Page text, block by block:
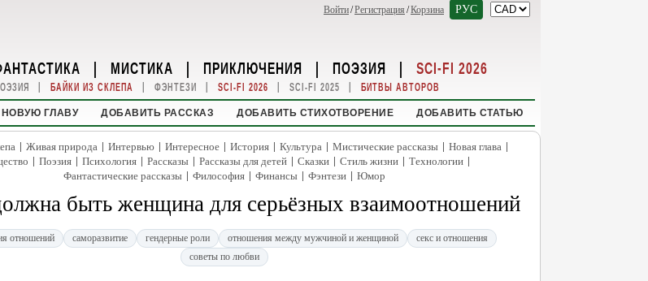
Войти/Регистрация /Корзина РУС
| МИСТИКА | ПРИКЛЮЧЕНИЯ | ПОЭЗИЯ | SCI-FI 2026
| БАЙКИ ИЗ СКЛЕПА | ФЭНТЕЗИ | SCI-FI 2026 | SCI-FI 2025 | БИТВЫ АВТОРОВ
ГЛАВУ ДОБАВИТЬ РАССКАЗ ДОБАВИТЬ СТИХОТВОРЕНИЕ ДОБАВИТЬ СТАТЬЮ
| Живая природа | Интервью | Интересное | История | Культура | Мистические рассказы | Новая глава |
| Поэзия | Психология | Рассказы | Рассказы для детей | Сказки | Стиль жизни | Технологии |
Фантастические рассказы | Философия | Финансы | Фэнтези | Юмор
быть женщина для серьёзных взаимоотношений
отношений саморазвитие гендерные роли отношения между мужчиной и женщиной
секс и отношения
советы по любви